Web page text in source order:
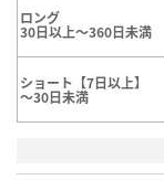
ロング
30日以上～360日未満
ショート【7日以上】
～30日未満